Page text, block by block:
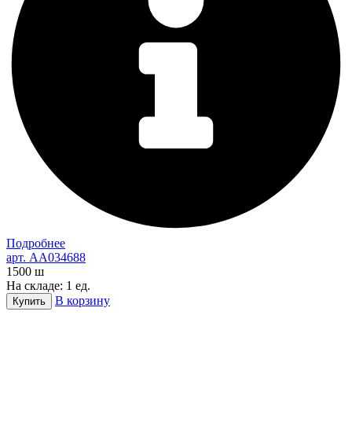
Подробнее
арт. AA034688
1500 ш
На складе: 1 ед.
Купить В корзину